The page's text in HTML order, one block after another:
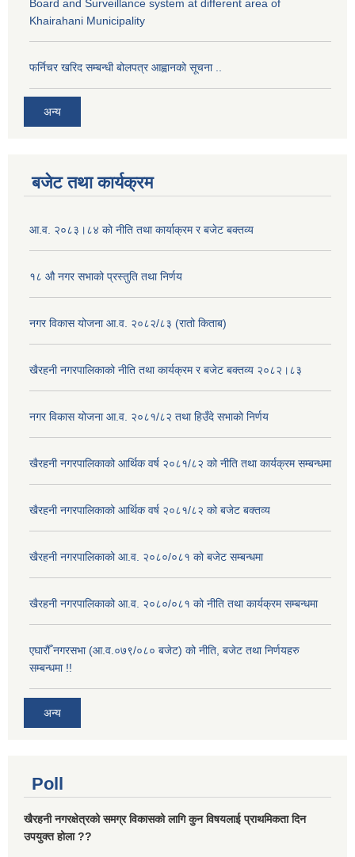
Board and Surveillance system at different area of
Khairahani Municipality
फर्निचर खरिद सम्बन्धी बोलपत्र आह्वानको सूचना ..
अन्य
बजेट तथा कार्यक्रम
आ.व. २०८३।८४ को नीति तथा कार्याक्रम र बजेट बक्तव्य
१८ औ नगर सभाको प्रस्तुति तथा निर्णय
नगर विकास योजना आ.व. २०८२/८३ (रातो किताब)
खैरहनी नगरपालिकाको नीति तथा कार्यक्रम र बजेट बक्तव्य २०८२।८३
नगर विकास योजना आ.व. २०८१/८२ तथा हिउँदे सभाको निर्णय
खैरहनी नगरपालिकाको आर्थिक वर्ष २०८१/८२ को नीति तथा कार्यक्रम सम्बन्धमा
खैरहनी नगरपालिकाको आर्थिक वर्ष २०८१/८२ को बजेट बक्तव्य
खैरहनी नगरपालिकाको आ.व. २०८०/०८१ को बजेट सम्बन्धमा
खैरहनी नगरपालिकाको आ.व. २०८०/०८१ को नीति तथा कार्यक्रम सम्बन्धमा
एघारौँ नगरसभा (आ.व.०७९/०८० बजेट) को नीति, बजेट तथा निर्णयहरु
सम्बन्धमा !!
अन्य
Poll
खैरहनी नगरक्षेत्रको समग्र विकासको लागि कुन विषयलाई प्राथमिकता दिन
उपयुक्त होला ??